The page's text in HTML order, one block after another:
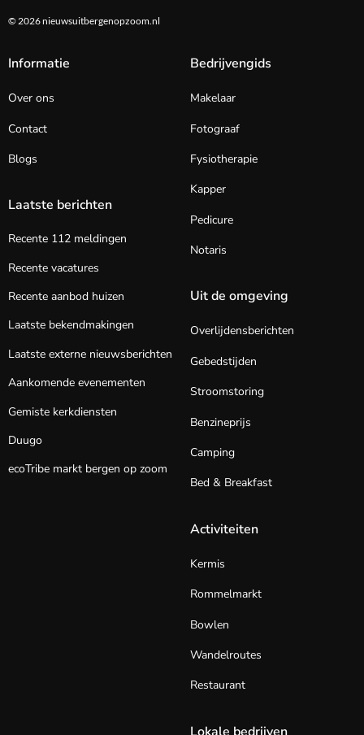
© 2026 nieuwsuitbergenopzoom.nl
Informatie
Over ons
Contact
Blogs
Laatste berichten
Recente 112 meldingen
Recente vacatures
Recente aanbod huizen
Laatste bekendmakingen
Laatste externe nieuwsberichten
Aankomende evenementen
Gemiste kerkdiensten
Duugo
ecoTribe markt bergen op zoom
Bedrijvengids
Makelaar
Fotograaf
Fysiotherapie
Kapper
Pedicure
Notaris
Uit de omgeving
Overlijdensberichten
Gebedstijden
Stroomstoring
Benzineprijs
Camping
Bed & Breakfast
Activiteiten
Kermis
Rommelmarkt
Bowlen
Wandelroutes
Restaurant